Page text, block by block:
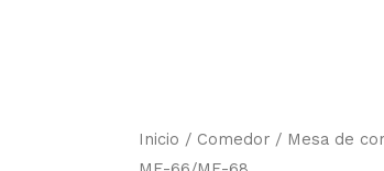
Inicio / Comedor / Mesa de
Mesa